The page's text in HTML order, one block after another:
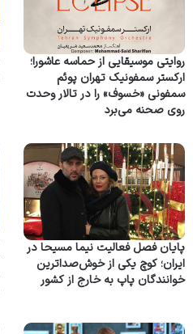
روایتی موسیقایی از حماسه عاشورا؛
ارکستر سمفونیک تهران پوئم
سمفونی «خسوف» را در تالار وحدت
روی صحنه می‌برد
پایان فصل فعالیت نیما مسیحا در
ایران؛ کوچ یکی از خوش‌صداترین
خوانندگان پاپ به خارج از کشور